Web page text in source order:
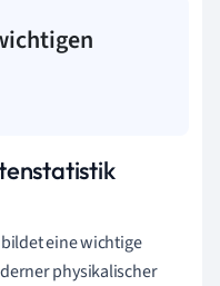
eine wichtige
physikalischer